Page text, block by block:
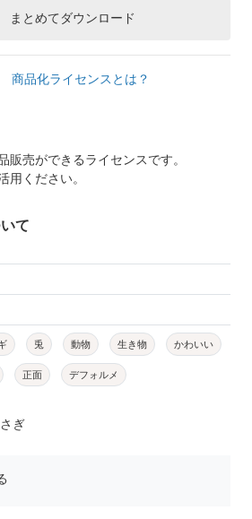
まとめてダウンロード
商品化ライセンスとは？
販売ができるライセンスです。
用ください。
て
兎 動物 生き物 かわいい
正面 デフォルメ
ぎ